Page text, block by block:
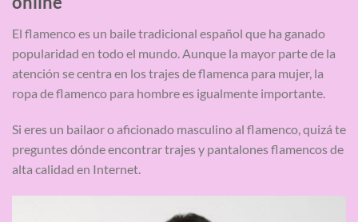
El flamenco es un baile tradicional español que ha ganado
popularidad en todo el mundo. Aunque la mayor parte de la
atención se centra en los trajes de flamenca para mujer, la
ropa de flamenco para hombre es igualmente importante.
Si eres un bailaor o aficionado masculino al flamenco, quizá te
preguntes dónde encontrar trajes y pantalones flamencos de
alta calidad en Internet.